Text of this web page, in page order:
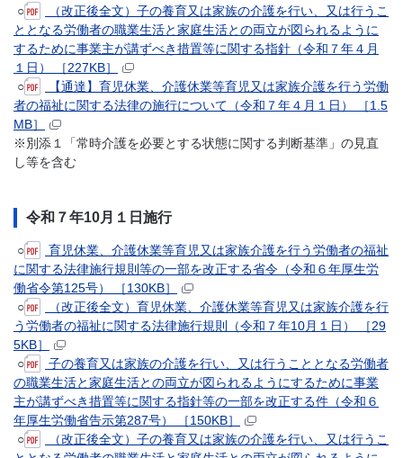
○
（改正後全文）子の養育又は家族の介護を行い、又は行うこ
ととなる労働者の職業生活と家庭生活との両立が図られるように
するために事業主が講ずべき措置等に関する指針（令和７年４月
１日） ［227KB］
○
【通達】育児休業、介護休業等育児又は家族介護を行う労働
者の福祉に関する法律の施行について（令和７年４月１日） ［1.5
MB］
※別添１「常時介護を必要とする状態に関する判断基準」の見直
し等を含む
令和７年10月１日施行
○
育児休業、介護休業等育児又は家族介護を行う労働者の福祉
に関する法律施行規則等の一部を改正する省令（令和６年厚生労
働省令第125号） ［130KB］
○
（改正後全文）育児休業、介護休業等育児又は家族介護を行
う労働者の福祉に関する法律施行規則（令和７年10月１日） ［29
5KB］
○
子の養育又は家族の介護を行い、又は行うこととなる労働者
の職業生活と家庭生活との両立が図られるようにするために事業
主が講ずべき措置等に関する指針等の一部を改正する件（令和６
年厚生労働省告示第287号） ［150KB］
○
（改正後全文）子の養育又は家族の介護を行い、又は行うこ